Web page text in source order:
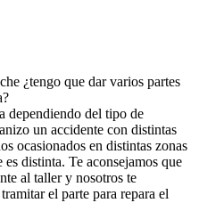
¿tengo que dar varios partes
dependiendo del tipo de
un accidente con distintas
ocasionados en distintas zonas
distinta. Te aconsejamos que
al taller y nosotros te
el parte para repara el